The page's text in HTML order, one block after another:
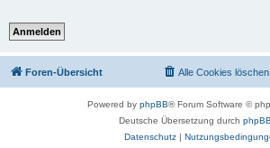
Foren-Übersicht Alle Cookies löschen
Powered by phpBB® Forum Software ©
Deutsche Übersetzung durch
Datenschutz|